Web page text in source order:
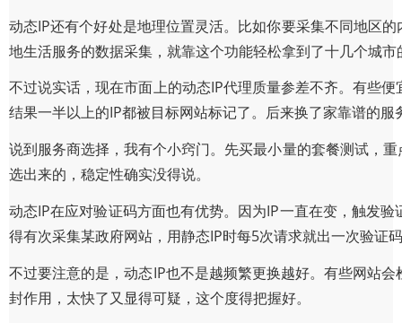
动态IP还有个好处是地理位置灵活。比如你要采集不同地区
地生活服务的数据采集，就靠这个功能轻松拿到了十几个城市
不过说实话，现在市面上的动态IP代理质量参差不齐。有些
结果一半以上的IP都被目标网站标记了。后来换了家靠谱的
说到服务商选择，我有个小窍门。先买最小量的套餐测试，
选出来的，稳定性确实没得说。
动态IP在应对验证码方面也有优势。因为IP一直在变，触发
得有次采集某政府网站，用静态IP时每5次请求就出一次验证
不过要注意的是，动态IP也不是越频繁更换越好。有些网站
封作用，太快了又显得可疑，这个度得把握好。